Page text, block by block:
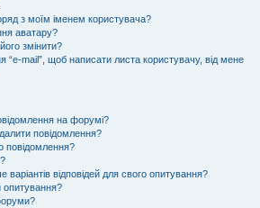
з моїм іменем користувача?
аватару?
змінити?
“e-mail”, щоб написати листа користувачу, від мене
на форумі?
повідомлення?
повідомлення?
відповідей для свого опитування?
опитування?